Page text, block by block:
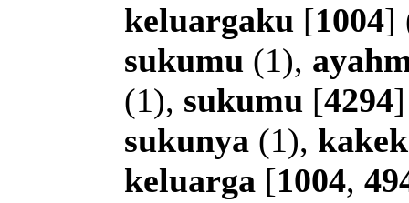
keluargaku [1004]
sukumu (1),
(1), sukumu [4294
sukunya (1),
keluarga [1004,